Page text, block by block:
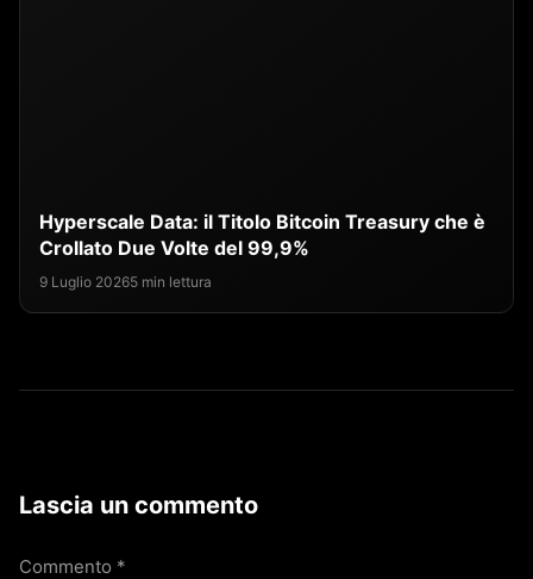
Hyperscale Data: il Titolo Bitcoin Treasury che è
Crollato Due Volte del 99,9%
9 Luglio 20265 min lettura
Lascia un commento
Commento *